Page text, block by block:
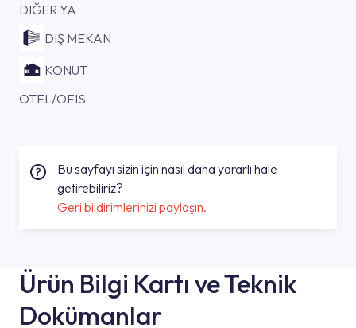
DIĞER YA
DIŞ MEKAN
KONUT
OTEL/OFIS
Bu sayfayı sizin için nasıl daha yararlı hale
getirebiliriz?
Geri bildirimlerinizi paylaşın.
Ürün Bilgi Kartı ve Teknik
Dokümanlar